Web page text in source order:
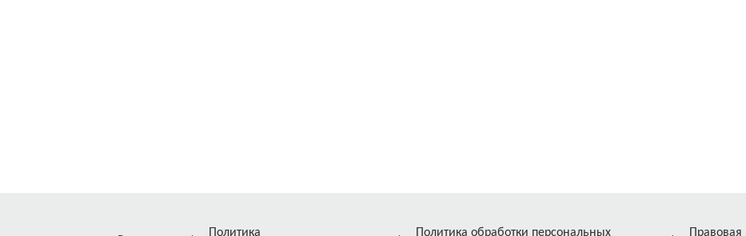
Политика Политика обработки персональных